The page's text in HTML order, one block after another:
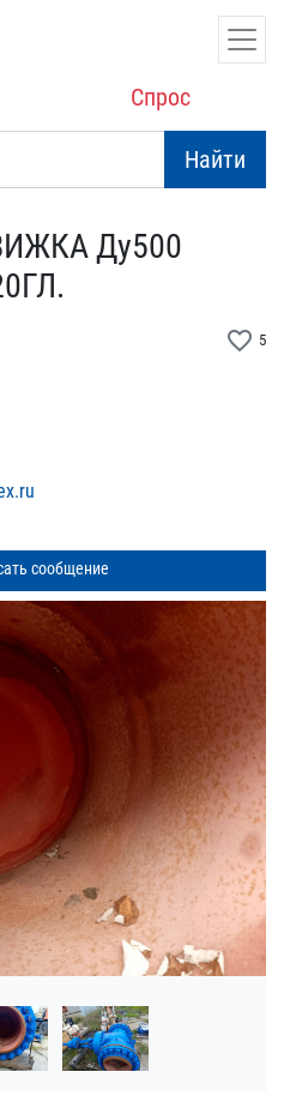
Спрос
Найти
Ду5​00
favorite_border 5
сообщение